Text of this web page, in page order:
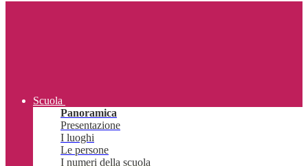
Scuola
Panoramica
Presentazione
I luoghi
Le persone
I numeri della scuola